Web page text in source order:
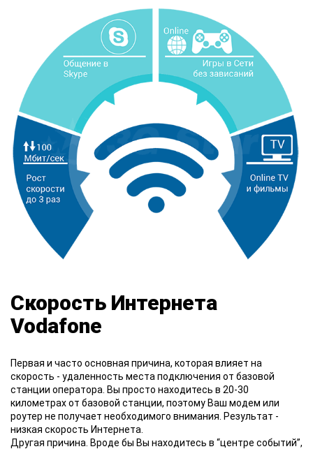
Скорость Интернета
Vodafone
Первая и часто основная причина, которая влияет на
скорость - удаленность места подключения от базовой
станции оператора. Вы просто находитесь в 20-30
километрах от базовой станции, поэтому Ваш модем или
роутер не получает необходимого внимания. Результат -
низкая скорость Интернета.
Другая причина. Вроде бы Вы находитесь в “центре событий”,